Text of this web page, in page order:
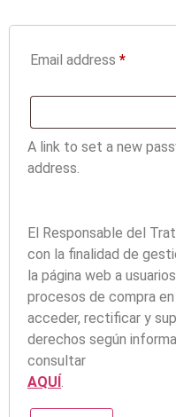
Email address *
A link to set a new
address.
El Responsable del
con la finalidad de
la página web a
procesos de compra
acceder, rectificar y
derechos según
consultar
AQUÍ